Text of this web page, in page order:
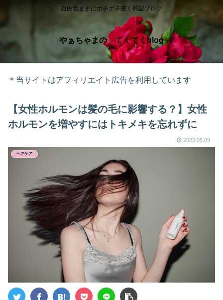
自由気ままにボチボチ書く雑記ブログ
やぁちゃまの てくてくblog
＊当サイトはアフィリエイト広告を利用しています
【女性ホルモンは髪の毛に影響する？】女性
ホルモンを増やすにはトキメキを忘れずに
2023.05.09
ヘアケア